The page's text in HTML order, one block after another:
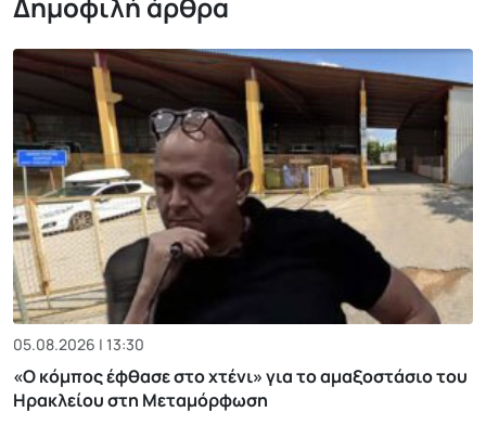
05.08.2026 | 13:30
«Ο κόμπος έφθασε στο χτένι» για το αμαξοστάσιο του
Ηρακλείου στη Μεταμόρφωση